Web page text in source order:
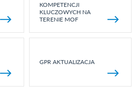
KOMPETENCJI
KLUCZOWYCH NA
TERENIE MOF
GPR AKTUALIZACJA